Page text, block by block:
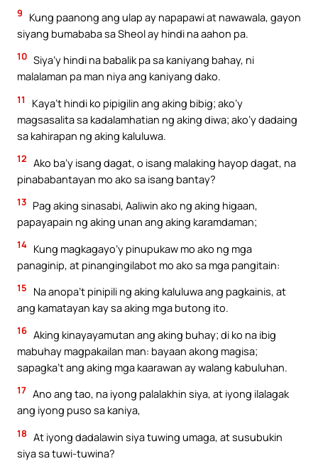
9
Kung paanong ang ulap ay napapawi at nawawala, gayon
siyang bumababa sa Sheol ay hindi na aahon pa.
10 Siya’y hindi na babalik pa sa kaniyang bahay, ni
malalaman pa man niya ang kaniyang dako.
11
Kaya’t hindi ko pipigilin ang aking bibig; ako’y
magsasalita sa kadalamhatian ng aking diwa; ako’y dadaing
sa kahirapan ng aking kaluluwa.
12 Ako ba’y isang dagat, o isang malaking hayop dagat, na
pinababantayan mo ako sa isang bantay?
13 Pag aking sinasabi, Aaliwin ako ng aking higaan,
papayapain ng aking unan ang aking karamdaman;
14 Kung magkagayo’y pinupukaw mo ako ng mga
panaginip, at pinangingilabot mo ako sa mga pangitain:
15
Na anopa’t pinipili ng aking kaluluwa ang pagkainis, at
ang kamatayan kay sa aking mga butong ito.
16 Aking kinayayamutan ang aking buhay; di ko na ibig
mabuhay magpakailan man: bayaan akong magisa;
sapagka’t ang aking mga kaarawan ay walang kabuluhan.
17 Ano ang tao, na iyong palalakhin siya, at iyong ilalagak
ang iyong puso sa kaniya,
18 At iyong dadalawin siya tuwing umaga, at susubukin
siya sa tuwi-tuwina?